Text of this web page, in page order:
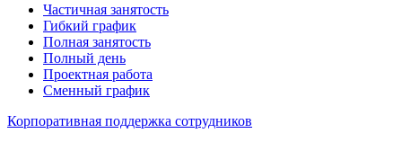
Частичная занятость
Гибкий график
Полная занятость
Полный день
Проектная работа
Сменный график
Корпоративная поддержка сотрудников